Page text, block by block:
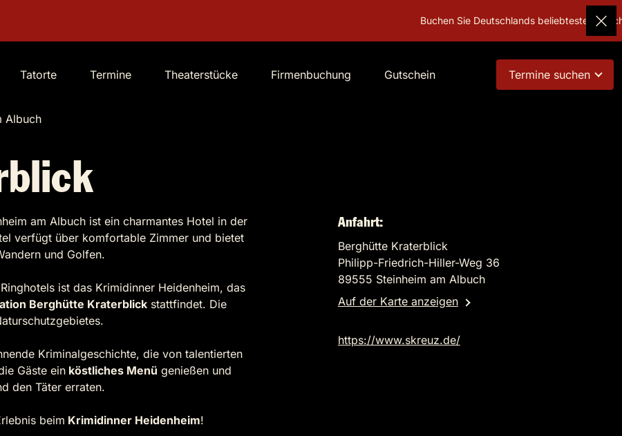
Buchen Sie Deutschlands beliebtestes Geschenk!
Tatorte Termine Theaterstücke Firmenbuchung Gutschein Termine suchen
Albuch
am Albuch ist ein charmantes Hotel in der
verfügt über komfortable Zimmer und bietet
und Golfen.
ist das Krimidinner Heidenheim, das
Berghütte Kraterblick stattfindet. Die
Kriminalgeschichte, die von talentierten
Gäste ein köstliches Menü genießen und
den Täter erraten.
beim Krimidinner Heidenheim!
Anfahrt:
Berghütte Kraterblick
Philipp-Friedrich-Hiller-Weg 36
89555 Steinheim am Albuch
Auf der Karte anzeigen
https://www.skreuz.de/